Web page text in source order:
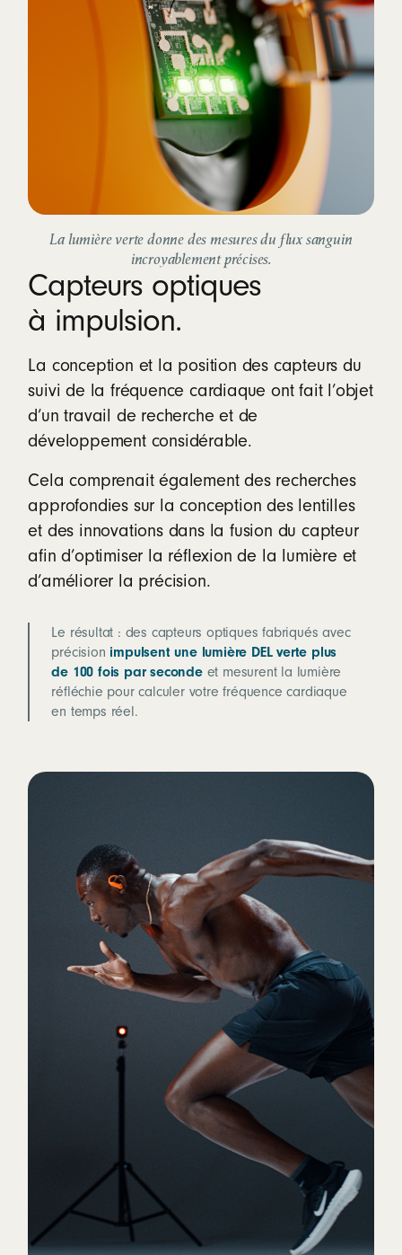
Capteurs optiques
à impulsion.
La conception et la position des capteurs du
suivi de la fréquence cardiaque ont fait l’objet
d’un travail de recherche et de
développement considérable.
Cela comprenait également des recherches
approfondies sur la conception des lentilles
et des innovations dans la fusion du capteur
afin d’optimiser la réflexion de la lumière et
d’améliorer la précision.
Le résultat : des capteurs optiques fabriqués avec
précision impulsent une lumière DEL verte plus
de 100 fois par secondeet mesurent la lumière
réfléchie pour calculer votre fréquence cardiaque
en temps réel.
La lumière verte donne des mesures du flux sanguin
incroyablement précises.